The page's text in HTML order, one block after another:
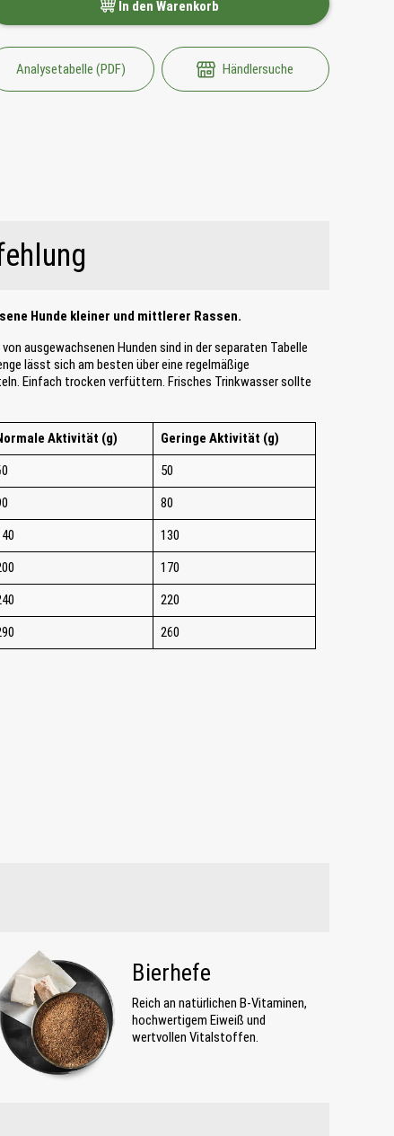
In den Warenkorb
Analysetabelle (PDF) Händlersuche
Bierhefe
Reich an natürlichen B-Vitaminen,
hochwertigem Eiweiß und
wertvollen Vitalstoffen.
Hunde kleiner und mittlerer Rassen.
ausgewachsenen Hunden sind in der separaten Tabelle
lässt sich am besten über eine regelmäßige
Einfach trocken verfüttern. Frisches Trinkwasser sollte
Aktivität (g)
Geringe Aktivität (g)
50
80
130
170
220
260